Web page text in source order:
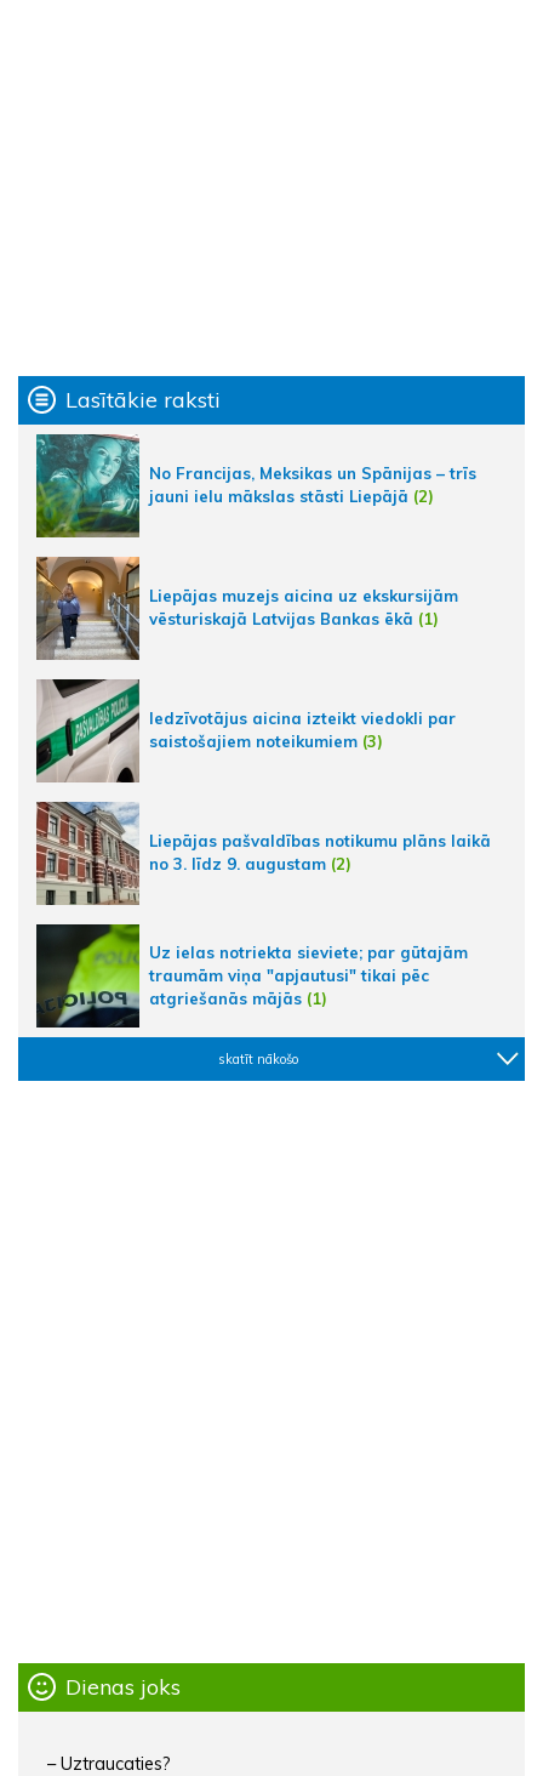
Lasītākie raksti
No Francijas, Meksikas un Spānijas – trīs
jauni ielu mākslas stāsti Liepājā (2)
Liepājas muzejs aicina uz ekskursijām
vēsturiskajā Latvijas Bankas ēkā (1)
Iedzīvotājus aicina izteikt viedokli par
saistošajiem noteikumiem (3)
Liepājas pašvaldības notikumu plāns laikā
no 3. līdz 9. augustam (2)
Uz ielas notriekta sieviete; par gūtajām
traumām viņa "apjautusi" tikai pēc
atgriešanās mājās (1)
skatīt nākošo
Dienas joks
– Uztraucaties?